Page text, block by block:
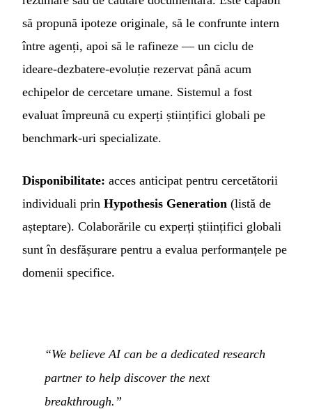
să propună ipoteze originale, să le confrunte intern
între agenți, apoi să le rafineze — un ciclu de
ideare-dezbatere-evoluție rezervat până acum
echipelor de cercetare umane. Sistemul a fost
evaluat împreună cu experți științifici globali pe
benchmark-uri specializate.
Disponibilitate: acces anticipat pentru cercetătorii
individuali prin Hypothesis Generation (listă de
așteptare). Colaborările cu experți științifici globali
sunt în desfășurare pentru a evalua performanțele pe
domenii specifice.
“We believe AI can be a dedicated research
partner to help discover the next
breakthrough.”